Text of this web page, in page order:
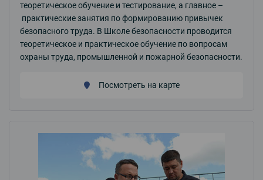
теоретическое обучение и тестирование, а главное –
практические занятия по формированию привычек
безопасного труда. В Школе безопасности проводится
теоретическое и практическое обучение по вопросам
охраны труда, промышленной и пожарной безопасности.
Посмотреть на карте